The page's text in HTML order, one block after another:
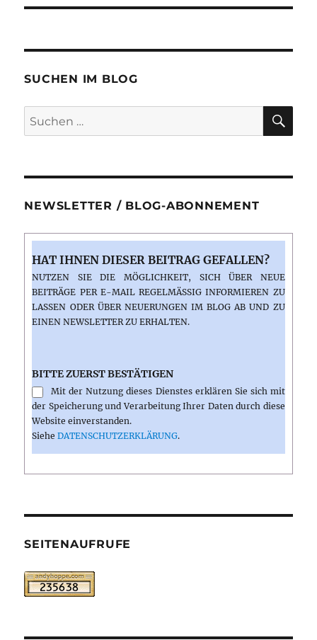
SUCHEN IM BLOG
Suchen
nach:
NEWSLETTER / BLOG-ABONNEMENT
HAT IHNEN DIESER BEITRAG GEFALLEN?
NUTZEN SIE DIE MÖGLICHKEIT, SICH ÜBER NEUE
BEITRÄGE PER E-MAIL REGELMÄSSIG INFORMIEREN ZU L
ASSEN ODER ÜBER NEUERUNGEN IM BLOG AB UND ZU E
INEN NEWSLETTER ZU ERHALTEN.
BITTE ZUERST BESTÄTIGEN
Mit der Nutzung dieses Dienstes erklären Sie sich mit
der Speicherung und Verarbeitung Ihrer Daten durch diese
Website einverstanden.
SieheDATENSCHUTZERKLÄRUNG.
SEITENAUFRUFE